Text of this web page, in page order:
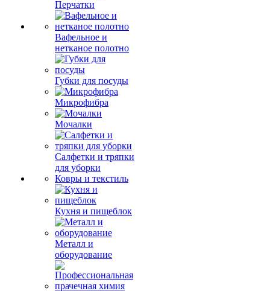
Перчатки
Вафельное и
нетканое полотно
Губки для посуды
Микрофибра
Мочалки
Салфетки и тряпки
для уборки
Ковры и текстиль
Кухня и пищеблок
Металл и
оборудование